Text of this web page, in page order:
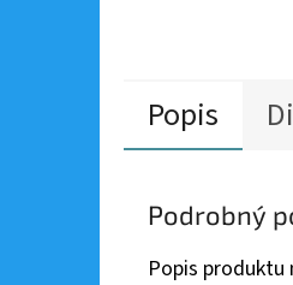
Popis
Podrobný
Popis produktu